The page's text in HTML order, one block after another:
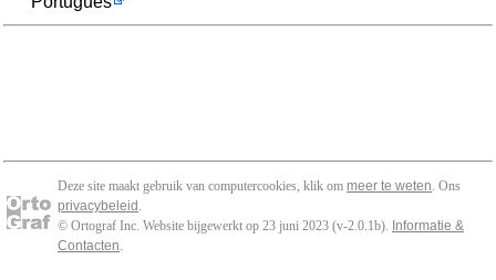
Deze site maakt gebruik van computercookies, klik om meer te weten. Ons
privacybeleid .
© Ortograf Inc. Website bijgewerkt op 23 juni 2023 (v-2.0.1b). Informatie &
Contacten.